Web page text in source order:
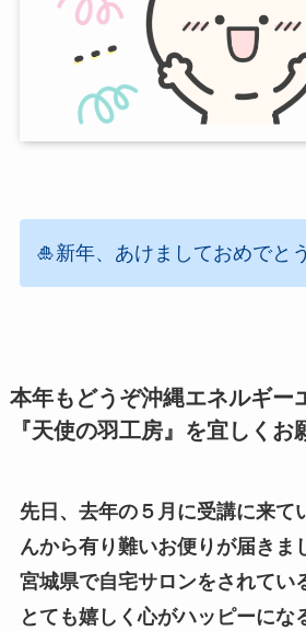
🎍新年、あけましておめでと
本年もどうぞ沖縄エネルギー
『天使の羽工房』を宜しくお
先日、去年の５月に受講に来て
んから有り難いお便りが届きま
宮城県で自宅サロンをされてい
とても嬉しく心がハッピーにな